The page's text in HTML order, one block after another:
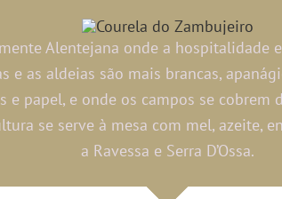
Alentejana onde a hospitalidade
e as aldeias são mais brancas,
e papel, e onde os campos se
se serve à mesa com mel, azeite,
a Ravessa e Serra D’Ossa.